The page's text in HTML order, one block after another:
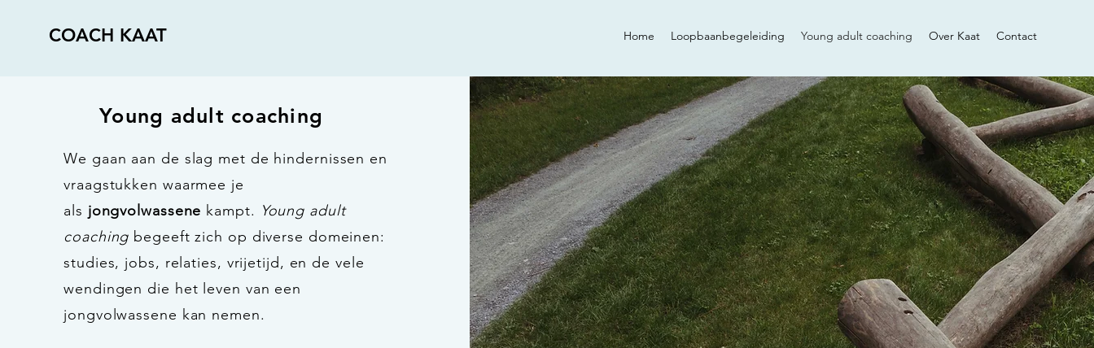
COACH KAAT Home Loopbaanbegeleiding Young adult coaching Over Kaat Contact
Young adult coaching
We gaan aan de slag met de hindernissen en
vraagstukken waarmee je
als jongvolwassene kampt. Young adult
coaching begeeft zich op diverse domeinen:
studies, jobs, relaties, vrijetijd, en de vele
wendingen die het leven van een
jongvolwassene kan nemen.